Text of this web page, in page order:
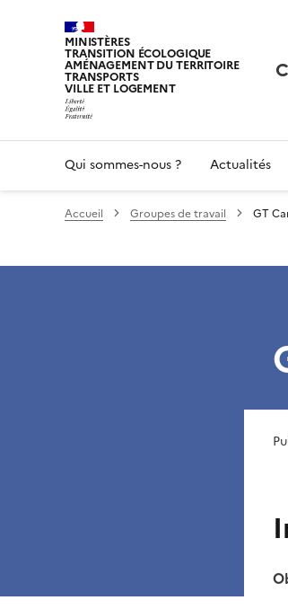
MINISTÈRES
TRANSITION ÉCOLOGIQUE
AMÉNAGEMENT DU TERRITOIRE
TRANSPORTS
VILLE ET LOGEMENT
Qui sommes-nous ? Actualités
Accueil Groupes de travail GT